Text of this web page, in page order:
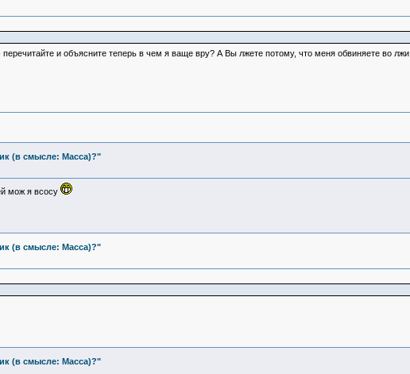
и объясните теперь в чем я ваще вру? А Вы лжете потому, что меня обвиняете во лжи
(в смысле: Масса)?"
мож я всосу
(в смысле: Масса)?"
(в смысле: Масса)?"